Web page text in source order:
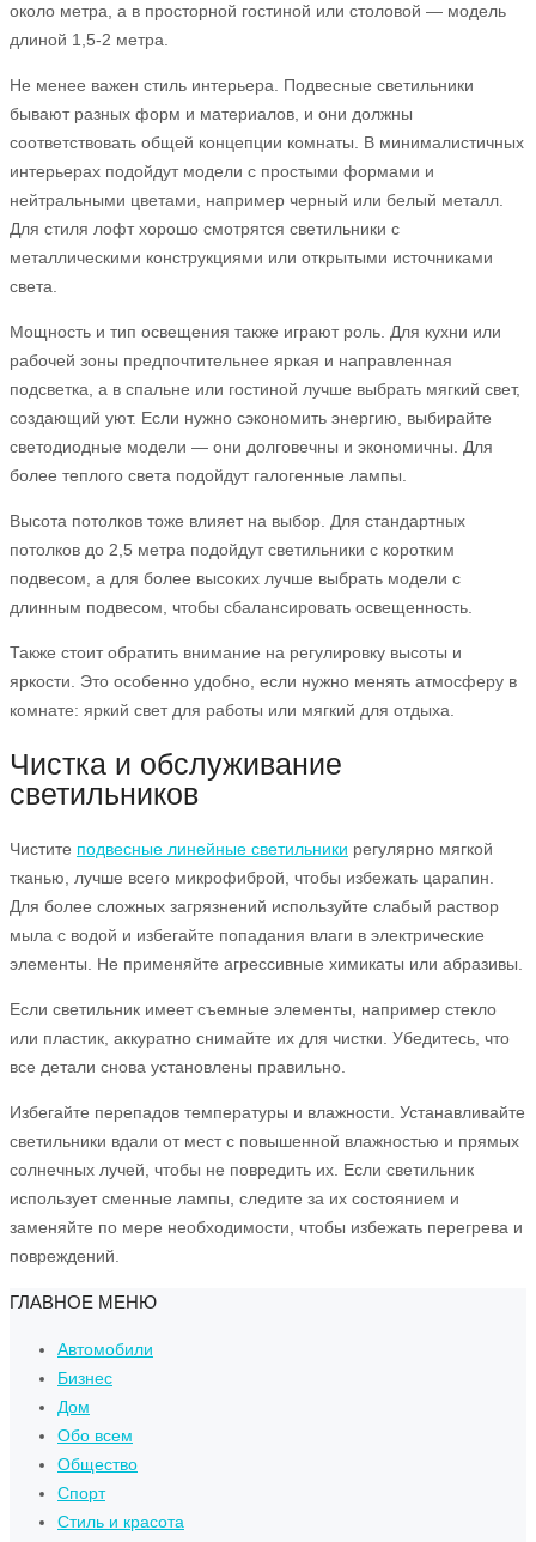
около метра, а в просторной гостиной или столовой — модель
длиной 1,5-2 метра.
Не менее важен стиль интерьера. Подвесные светильники
бывают разных форм и материалов, и они должны
соответствовать общей концепции комнаты. В минималистичных
интерьерах подойдут модели с простыми формами и
нейтральными цветами, например черный или белый металл.
Для стиля лофт хорошо смотрятся светильники с
металлическими конструкциями или открытыми источниками
света.
Мощность и тип освещения также играют роль. Для кухни или
рабочей зоны предпочтительнее яркая и направленная
подсветка, а в спальне или гостиной лучше выбрать мягкий свет,
создающий уют. Если нужно сэкономить энергию, выбирайте
светодиодные модели — они долговечны и экономичны. Для
более теплого света подойдут галогенные лампы.
Высота потолков тоже влияет на выбор. Для стандартных
потолков до 2,5 метра подойдут светильники с коротким
подвесом, а для более высоких лучше выбрать модели с
длинным подвесом, чтобы сбалансировать освещенность.
Также стоит обратить внимание на регулировку высоты и
яркости. Это особенно удобно, если нужно менять атмосферу в
комнате: яркий свет для работы или мягкий для отдыха.
Чистка и обслуживание
светильников
Чистите подвесные линейные светильники регулярно мягкой
тканью, лучше всего микрофиброй, чтобы избежать царапин.
Для более сложных загрязнений используйте слабый раствор
мыла с водой и избегайте попадания влаги в электрические
элементы. Не применяйте агрессивные химикаты или абразивы.
Если светильник имеет съемные элементы, например стекло
или пластик, аккуратно снимайте их для чистки. Убедитесь, что
все детали снова установлены правильно.
Избегайте перепадов температуры и влажности. Устанавливайте
светильники вдали от мест с повышенной влажностью и прямых
солнечных лучей, чтобы не повредить их. Если светильник
использует сменные лампы, следите за их состоянием и
заменяйте по мере необходимости, чтобы избежать перегрева и
повреждений.
ГЛАВНОЕ МЕНЮ
Автомобили
Бизнес
Дом
Обо всем
Общество
Спорт
Стиль и красота